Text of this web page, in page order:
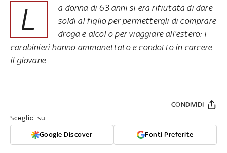
L
a donna di 63 anni si era rifiutata di dare
soldi al figlio per permettergli di comprare
droga e alcol o per viaggiare all'estero: i
carabinieri hanno ammanettato e condotto in carcere
il giovane
Sceglici su:
Google Discover Fonti Preferite
CONDIVIDI